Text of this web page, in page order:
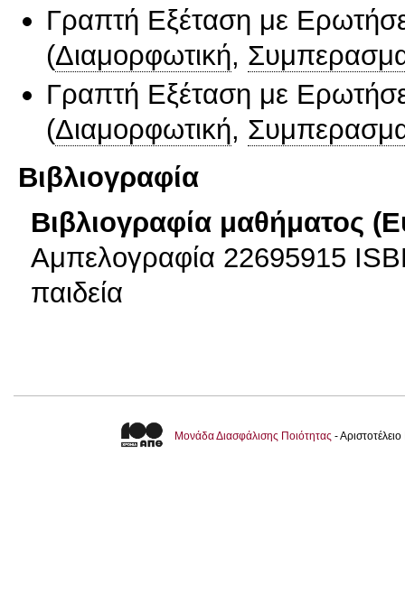
Γραπτή Εξέταση με
(Διαμορφωτική,
Γραπτή Εξέταση με
(Διαμορφωτική,
Βιβλιογραφία
Βιβλιογραφία μαθήματος
Αμπελογραφία 22695915
παιδεία
Μονάδα Διασφάλισης Ποιότητας -